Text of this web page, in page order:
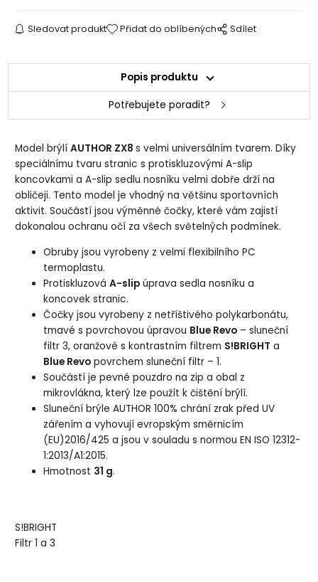
Sledovat produkt Přidat do oblíbených Sdílet
Popis produktu
Potřebujete poradit?
Model brýlíAUTHOR ZX8s velmi universálním tvarem. Díky
speciálnímu tvaru stranic s protiskluzovými A-slip
koncovkami a A-slip sedlu nosníku velmi dobře drží na
obličeji. Tento model je vhodný na většinu sportovních
aktivit. Součástí jsou výměnné čočky, které vám zajistí
dokonalou ochranu očí za všech světelných podmínek.
Obruby jsou vyrobeny z velmi flexibilního PC
termoplastu.
ProtiskluzováA-slip úprava sedla nosníku a
koncovek stranic.
Čočky jsou vyrobeny z netříštivého polykarbonátu,
tmavé s povrchovou úpravou Blue Revo – sluneční
filtr 3, oranžové s kontrastním filtrem S!BRIGHT a
Blue Revo povrchem sluneční filtr – 1.
Součástí je pevné pouzdro na zip a obal z
mikrovlákna, který lze použít k čištění brýlí.
Sluneční brýle AUTHOR 100% chrání zrak před UV
zářením a vyhovují evropským směrnicím
(EU)2016/425 a jsou v souladu s normou EN ISO 12312-
1:2013/A1:2015.
Hmotnost 31 g.
S!BRIGHT
Filtr 1 a 3